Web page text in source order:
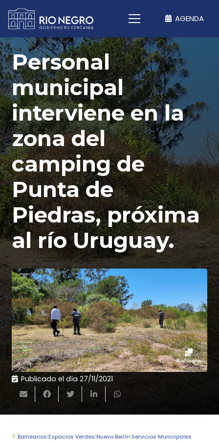
AGENDA
Personal
municipal
interviene en la
zona del
camping de
Punta de
Piedras, próxima
al río Uruguay.
Publicado el día 27/11/2021
Balnearios|Espacios Verdes|Nuevo Berlín|Servicios Municipales